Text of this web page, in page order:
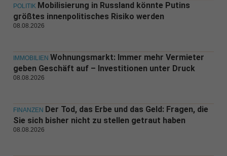
POLITIK Mobilisierung in Russland könnte Putins
größtes innenpolitisches Risiko werden
08.08.2026
IMMOBILIEN Wohnungsmarkt: Immer mehr Vermieter
geben Geschäft auf – Investitionen unter Druck
08.08.2026
FINANZEN Der Tod, das Erbe und das Geld: Fragen, die
Sie sich bisher nicht zu stellen getraut haben
08.08.2026